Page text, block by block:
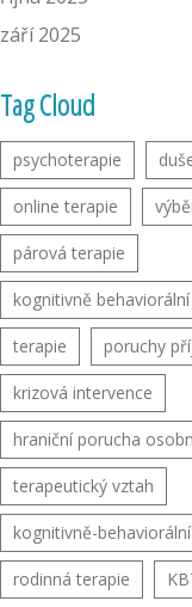
září 2025
Tag Cloud
psychoterapie
online terapie
párová terapie
kognitivně
terapie poruchy
krizová intervence
hraniční porucha
terapeutický vztah
kognitivně-
rodinná terapie